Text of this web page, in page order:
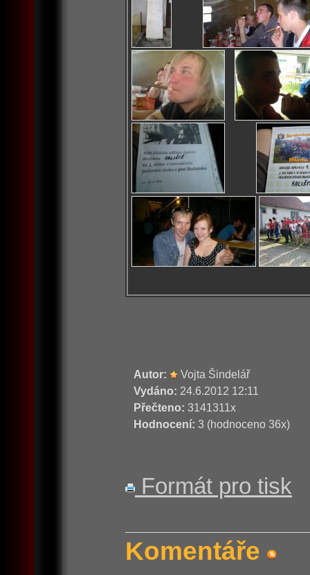
Autor:
Vojta Šindelář
Vydáno: 24.6.2012 12:11
Přečteno: 3141311x
Hodnocení: 3 (hodnoceno 36x)
Formát pro tisk
Komentáře